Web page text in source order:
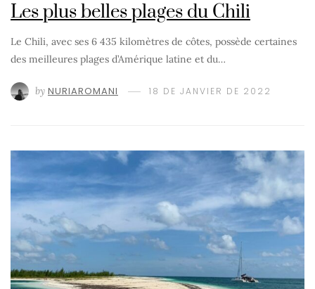
Les plus belles plages du Chili
Le Chili, avec ses 6 435 kilomètres de côtes, possède certaines
des meilleures plages d’Amérique latine et du…
by NURIAROMANI 18 DE JANVIER DE 2022